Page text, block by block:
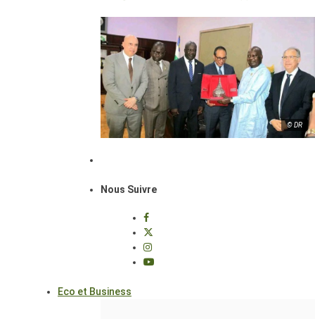
© DR
Nous Suivre
Eco et Business